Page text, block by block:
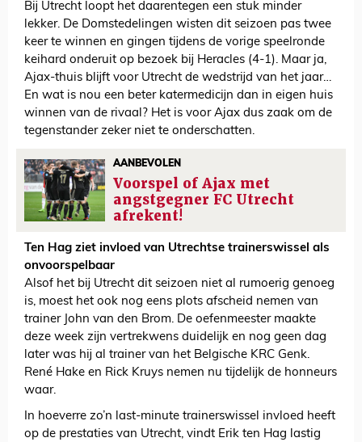
Bij Utrecht loopt het daarentegen een stuk minder
lekker. De Domstedelingen wisten dit seizoen pas twee
keer te winnen en gingen tijdens de vorige speelronde
keihard onderuit op bezoek bij Heracles (4-1). Maar ja,
Ajax-thuis blijft voor Utrecht de wedstrijd van het jaar…
En wat is nou een beter katermedicijn dan in eigen huis
winnen van de rivaal? Het is voor Ajax dus zaak om de
tegenstander zeker niet te onderschatten.
AANBEVOLEN
Voorspel of Ajax met
angstgegner FC Utrecht
afrekent!
Ten Hag ziet invloed van Utrechtse trainerswissel als
onvoorspelbaar
Alsof het bij Utrecht dit seizoen niet al rumoerig genoeg
is, moest het ook nog eens plots afscheid nemen van
trainer John van den Brom. De oefenmeester maakte
deze week zijn vertrekwens duidelijk en nog geen dag
later was hij al trainer van het Belgische KRC Genk.
René Hake en Rick Kruys nemen nu tijdelijk de honneurs
waar.
In hoeverre zo’n last-minute trainerswissel invloed heeft
op de prestaties van Utrecht, vindt Erik ten Hag lastig